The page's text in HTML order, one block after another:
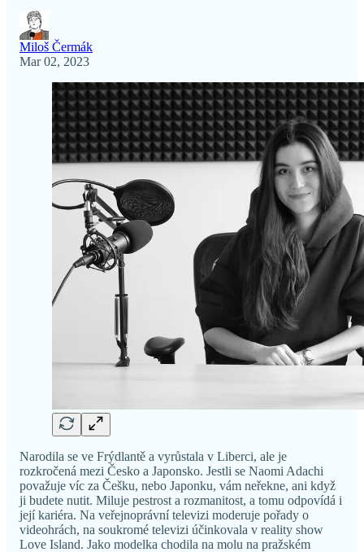
Miloš Čermák
Mar 02, 2023
Narodila se ve Frýdlantě a vyrůstala v Liberci, ale je
rozkročená mezi Česko a Japonsko. Jestli se Naomi Adachi
považuje víc za Češku, nebo Japonku, vám neřekne, ani když
ji budete nutit. Miluje pestrost a rozmanitost, a tomu odpovídá i
její kariéra. Na veřejnoprávní televizi moderuje pořady o
videohrách, na soukromé televizi účinkovala v reality show
Love Island. Jako modelka chodila na molu na pražském